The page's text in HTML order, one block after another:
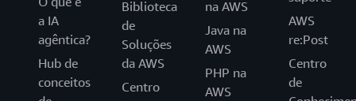
a IA
agêntica?
Hub de
conceitos
Biblioteca
de
Soluções
da AWS
Centro
na AWS
Java na
AWS
PHP na
AWS
AWS
re:Post
Centro
de